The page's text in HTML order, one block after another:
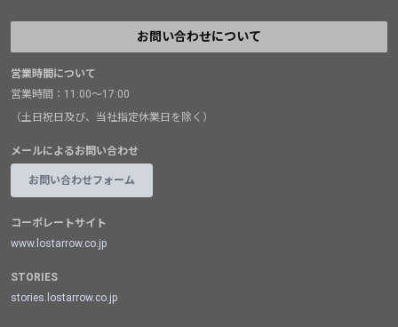
お問い合わせについて
営業時間について
営業時間：11:00～17:00
（土日祝日及び、当社指定休業日を除く）
メールによるお問い合わせ
お問い合わせフォーム
コーポレートサイト
www.lostarrow.co.jp
STORIES
stories.lostarrow.co.jp